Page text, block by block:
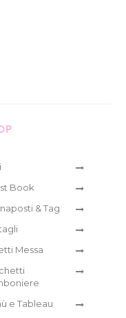
Book
& Tag
Messa
e Tableau